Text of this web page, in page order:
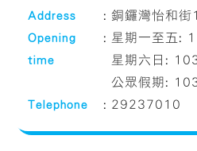
Address : 銅鑼灣怡和街
Opening
time
: 星期一至五:
星期六日:
公眾假期:
Telephone
: 29237010